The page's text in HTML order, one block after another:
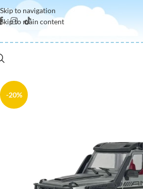
Skip to navigation
Skip to main content
-20%